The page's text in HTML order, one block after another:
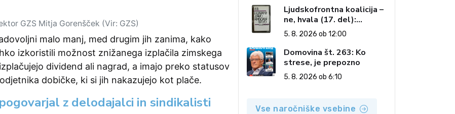
GZS Mitja Gorenšček (Vir: GZS)
malo manj, med drugim jih zanima, kako
izkoristili možnost znižanega izplačila zimskega
dividend ali nagrad, a imajo preko statusov
dobičke, ki si jih nakazujejo kot plače.
z delodajalci in sindikalisti
Ljudskofrontna koalicija –
ne, hvala (17. del):
Priprave na sestop z
oblasti – dvorska
opozicija 6: Gramsci na
delu: Revija 2000 in
revolucionarna izvotlitev
krščanstva
5. 8. 2026 ob 12:00
Domovina št. 263: Ko
strese, je prepozno
5. 8. 2026 ob 6:10
Vse naročniške vsebine